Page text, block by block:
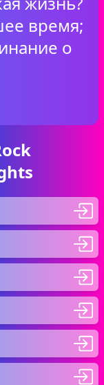
время;
о